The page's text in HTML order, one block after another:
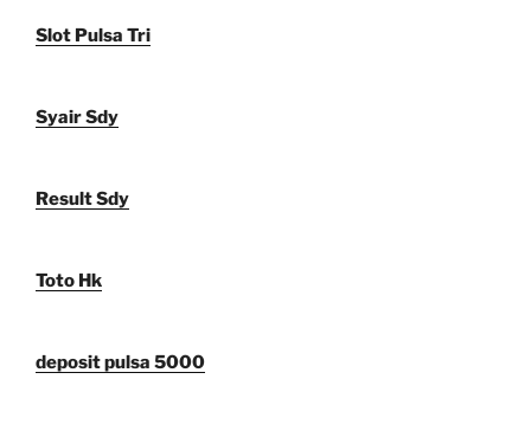
Slot Pulsa Tri
Syair Sdy
Result Sdy
Toto Hk
deposit pulsa 5000